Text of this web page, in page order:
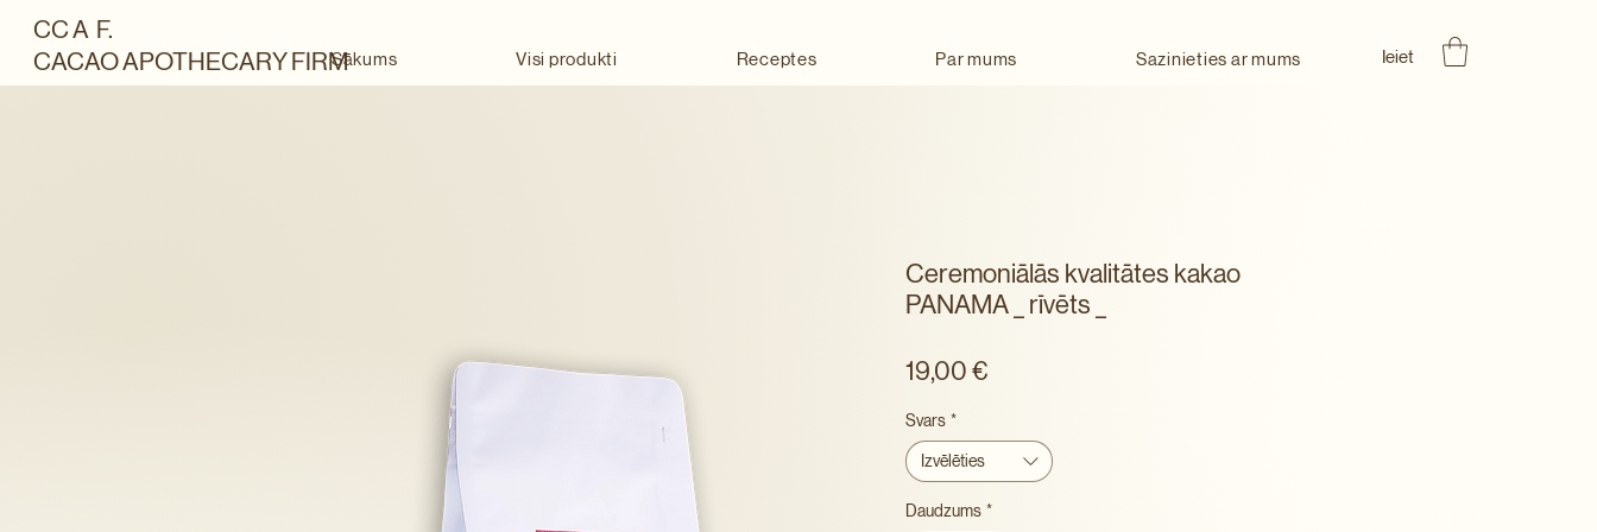
CC A F.
CACAO APOTHECARY FIRMSākums Visi produkti Receptes Par mums Sazinieties ar mums Ieiet
Ceremoniālās kvalitātes kakao
PANAMA _ rīvēts _
19,00 €Cena
Svars *
Izvēlēties
Daudzums *